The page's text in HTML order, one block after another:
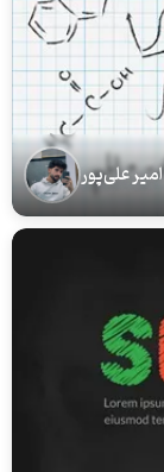
امیر علی‌پور